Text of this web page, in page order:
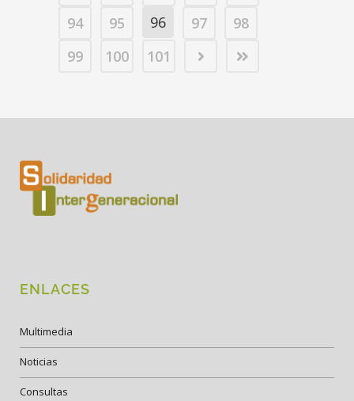
94
95 96 97
98
99
100 101
ENLACES
Multimedia
Noticias
Consultas